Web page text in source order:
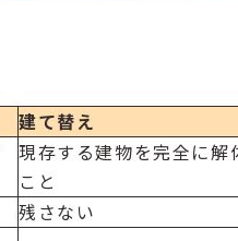
建て替え
現存する建物を完全に解
こと
残さない